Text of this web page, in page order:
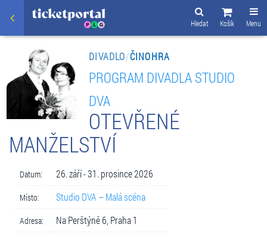
Menu
Košík
Hledat
DIVADLO/ČINOHRA
PROGRAM DIVADLA STUDIO
DVA
OTEVŘENÉ
MANŽELSTVÍ
Datum: 26. září - 31. prosince 2026
Místo: Studio DVA – Malá scéna
Adresa: Na Perštýně 6, Praha 1